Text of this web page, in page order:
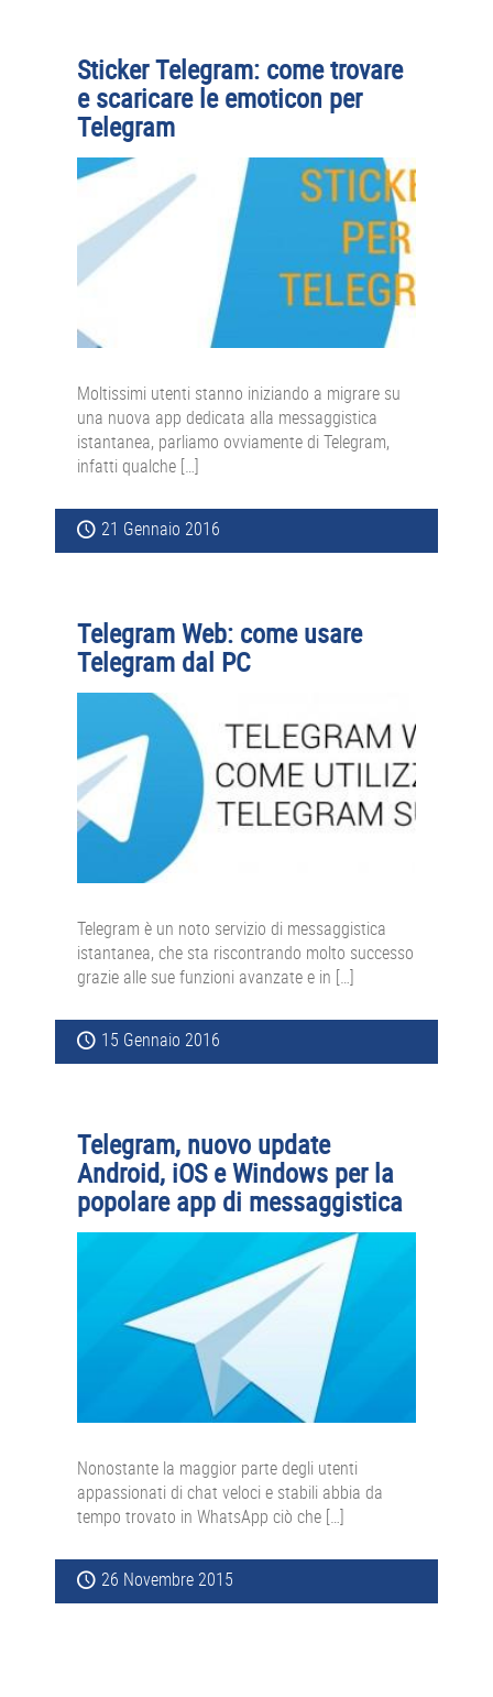
Sticker Telegram: come trovare
e scaricare le emoticon per
Telegram
Moltissimi utenti stanno iniziando a migrare su
una nuova app dedicata alla messaggistica
istantanea, parliamo ovviamente di Telegram,
infatti qualche […]
21 Gennaio 2016
Telegram Web: come usare
Telegram dal PC
Telegram è un noto servizio di messaggistica
istantanea, che sta riscontrando molto successo
grazie alle sue funzioni avanzate e in […]
15 Gennaio 2016
Telegram, nuovo update
Android, iOS e Windows per la
popolare app di messaggistica
Nonostante la maggior parte degli utenti
appassionati di chat veloci e stabili abbia da
tempo trovato in WhatsApp ciò che […]
26 Novembre 2015